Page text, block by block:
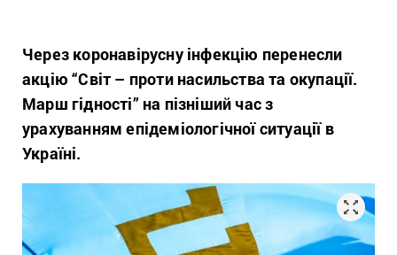
Через коронавірусну інфекцію перенесли
акцію “Світ – проти насильства та окупації.
Марш гідності” на пізніший час з
урахуванням епідеміологічної ситуації в
Україні.